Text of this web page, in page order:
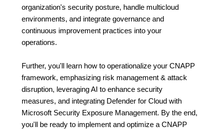
organization's security posture, handle multicloud
environments, and integrate governance and
continuous improvement practices into your
operations.
Further, you'll learn how to operationalize your CNAPP
framework, emphasizing risk management & attack
disruption, leveraging AI to enhance security
measures, and integrating Defender for Cloud with
Microsoft Security Exposure Management. By the end,
you'll be ready to implement and optimize a CNAPP